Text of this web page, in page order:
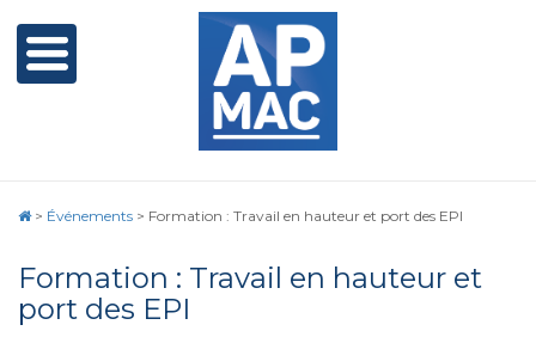
> Événements > Formation : Travail en hauteur et port des EPI
Formation : Travail en hauteur et
port des EPI